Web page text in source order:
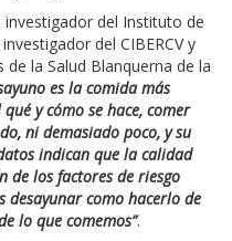
investigador del Instituto de
del CIBERCV y
la Salud Blanquerna de la
es la comida más
y cómo se hace, comer
ni demasiado poco, y su
indican que la calidad
de los factores de riesgo
desayunar como hacerlo de
lo que comemos”.